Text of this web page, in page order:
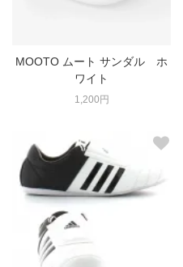
MOOTO ムート サンダル ホ
ワイト
1,200円